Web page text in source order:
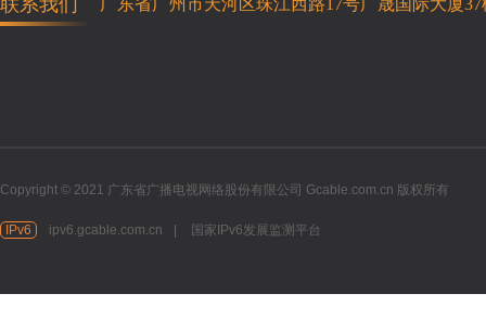
联系我们 广东省广州市天河区珠江西路17号广晟国际大厦37
Copyright © 2021 广东省广播电视网络股份有限公司 Gcable.com.cn 版权所有
IPv6 ipv6.gcable.com.cn 国家IPv6发展监测平台